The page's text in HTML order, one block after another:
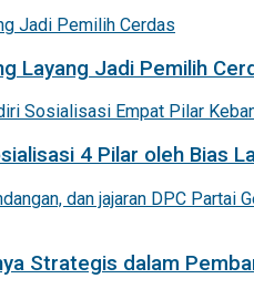
Layang Jadi Pemilih
4 Pilar oleh Bias
Strategis dalam